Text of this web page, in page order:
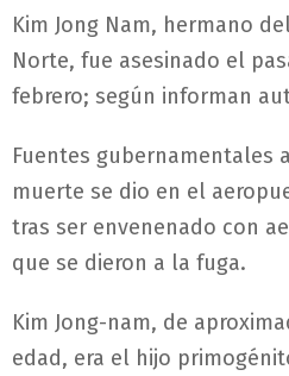
Kim Jong Nam, hermano
Norte, fue asesinado el
febrero; según informan
Fuentes gubernamentales
muerte se dio en el
tras ser envenenado con
que se dieron a la fuga.
Kim Jong-nam, de
edad, era el hijo